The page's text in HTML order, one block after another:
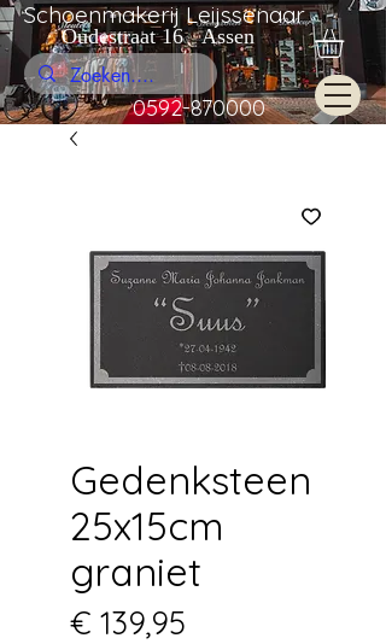
Schoenmakerij Leijssenaar
Oudestraat 16 Assen
0592-870000
Gedenksteen
25x15cm
graniet
€ 139,95